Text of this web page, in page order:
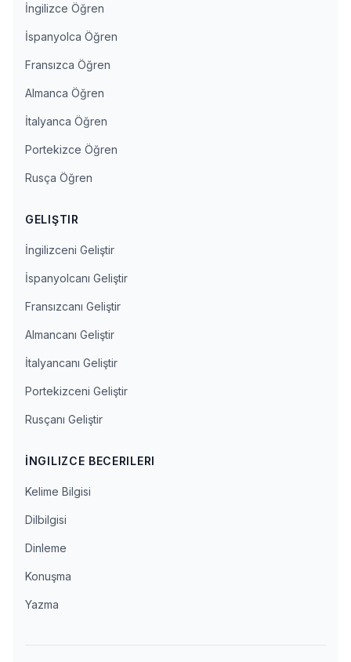
İngilizce Öğren
İspanyolca Öğren
Fransızca Öğren
Almanca Öğren
İtalyanca Öğren
Portekizce Öğren
Rusça Öğren
GELIŞTIR
İngilizceni Geliştir
İspanyolcanı Geliştir
Fransızcanı Geliştir
Almancanı Geliştir
İtalyancanı Geliştir
Portekizceni Geliştir
Rusçanı Geliştir
İNGILIZCE BECERILERI
Kelime Bilgisi
Dilbilgisi
Dinleme
Konuşma
Yazma